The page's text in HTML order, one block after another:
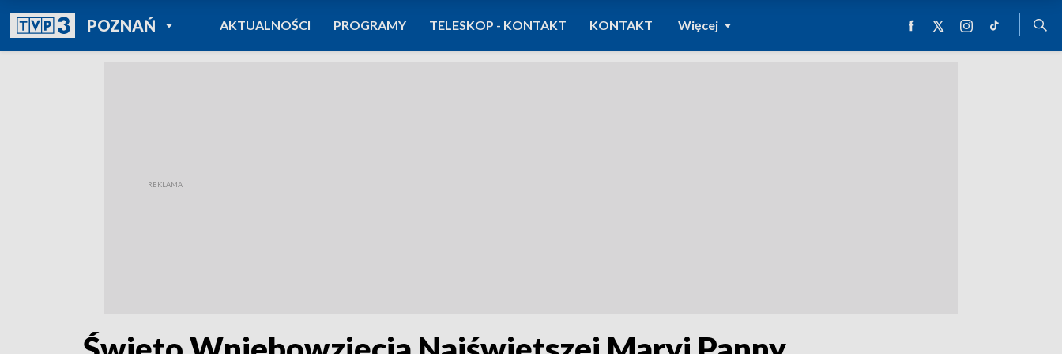
POZNAŃPOWRÓT DO
TVP REGIONY
AKTUALNOŚCI PROGRAMY TELESKOP - KONTAKT KONTAKT Więcej